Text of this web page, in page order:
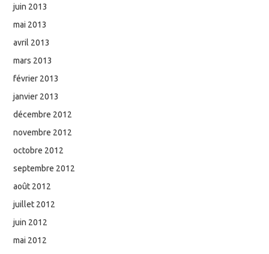
juin 2013
mai 2013
avril 2013
mars 2013
février 2013
janvier 2013
décembre 2012
novembre 2012
octobre 2012
septembre 2012
août 2012
juillet 2012
juin 2012
mai 2012